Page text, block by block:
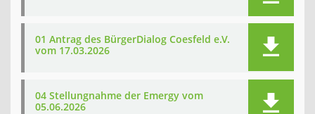
01 Antrag des BürgerDialog Coesfeld e.V.
vom 17.03.2026
04 Stellungnahme der Emergy vom
05.06.2026